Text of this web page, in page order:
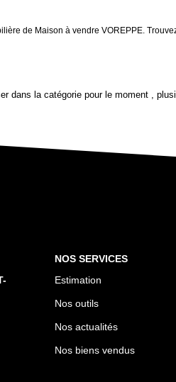
de Maison à vendre VOREPPE.
dans la catégorie pour le moment ,
NOS SERVICES
Estimation
Nos outils
Nos actualités
Nos biens vendus